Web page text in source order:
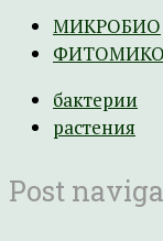
МИКРОБИО
бактерии
растения
Post